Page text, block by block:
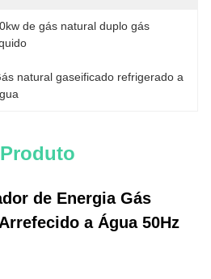
de gás natural duplo gás
natural gaseificado refrigerado a
de Energia Gás
a Água 50Hz